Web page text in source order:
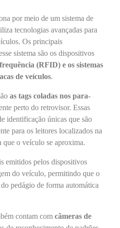
por meio de um sistema de
tecnologias avançadas para
Os principais
sistema são os dispositivos
(RFID) e os sistemas
de veículos.
as tags coladas nos para-
perto do retrovisor. Essas
identificação únicas que são
para os leitores localizados na
que o veículo se aproxima.
emitidos pelos dispositivos
do veículo, permitindo que o
pedágio de forma automática
contam com câmeras de